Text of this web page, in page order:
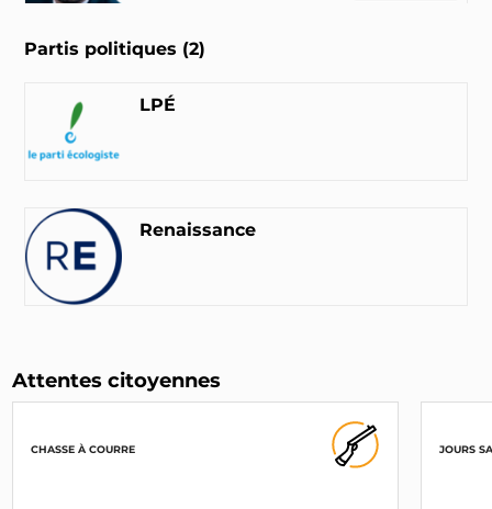
Partis politiques (2)
LPÉ
Renaissance
Attentes citoyennes
CHASSE À COURRE JOURS